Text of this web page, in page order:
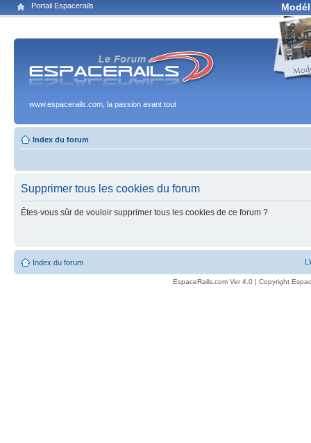
Portail Espacerails
www.espacerails.com, la passion avant tout
Index du forum
Supprimer tous les cookies du forum
Êtes-vous sûr de vouloir supprimer tous les cookies de ce forum ?
Index du forum
EspaceRails.com Ver 4.0 | Copyright